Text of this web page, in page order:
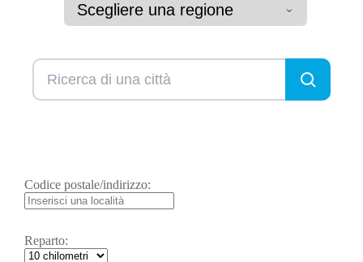
Scegliere una regione
Codice postale/indirizzo:
Reparto: